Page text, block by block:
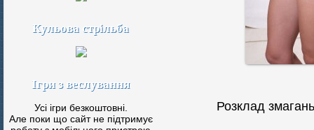
Кульова стрільба
Ігри з веслування
Усі ігри безкоштовні.
Але поки що сайт не підтримує
Розклад